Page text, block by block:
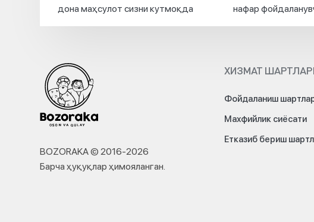
дона маҳсулот сизни кутмоқда нафар
BOZORAKA © 2016-2026
Барча ҳуқуқлар ҳимояланган.
ХИЗМАТ
Фойдаланиш
Махфийлик сиёсати
Етказиб бериш